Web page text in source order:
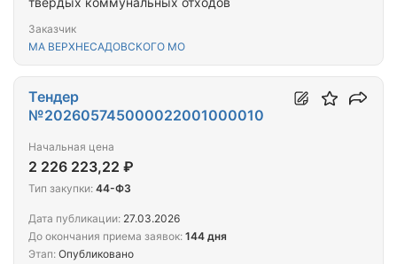
Заказчик
МА ВЕРХНЕСАДОВСКОГО МО
Тендер
№202605745000022001000010
Начальная цена
2 226 223,22 ₽
Тип закупки: 44-ФЗ
Дата публикации: 27.03.2026
До окончания приема заявок: 144 дня
Этап: Опубликовано